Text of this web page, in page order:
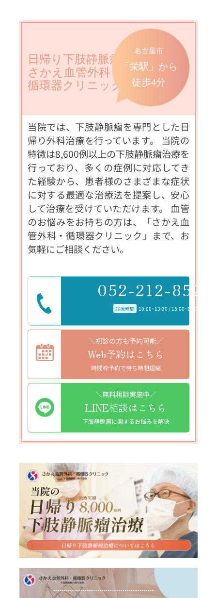
日帰り下肢静脈瘤手術なら
さかえ血管外科・
循環器クリニックへ
名古屋市
「栄駅」から
徒歩4分
当院では、下肢静脈瘤を専門とした日
帰り外科治療を行っています。 当院の
特徴は8,600例以上の下肢静脈瘤治療を
行っており、多くの症例に対応してき
た経験から、患者様のさまざまな症状
に対する最適な治療法を提案し、安心
して治療を受けていただけます。 血管
のお悩みをお持ちの方は、「さかえ血
管外科・循環器クリニック」まで、お
気軽にご相談ください。
052-212-8523
診療時間 10:00~13:30 / 15:00~18:30
＼初診の方も予約可能／
Web予約はこちら
時間枠予約で待ち時間短縮
＼無料相談実施中／
LINE相談はこちら
下肢静脈瘤に関するお悩みを解決